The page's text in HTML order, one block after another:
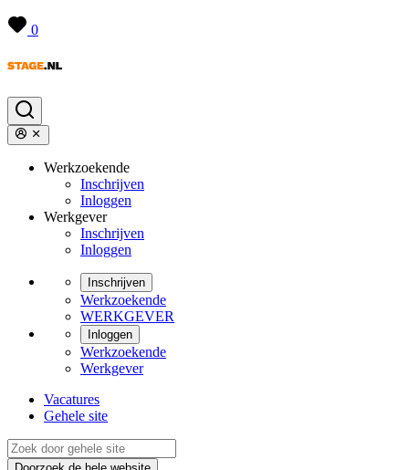
0
Werkzoekende
Inschrijven
Inloggen
Werkgever
Inschrijven
Inloggen
Inschrijven
Werkzoekende
WERKGEVER
Inloggen
Werkzoekende
Werkgever
Vacatures
Gehele site